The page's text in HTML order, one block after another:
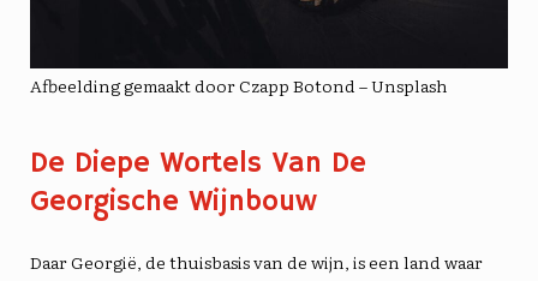
Afbeelding gemaakt door Czapp Botond – Unsplash
De Diepe Wortels Van De
Georgische Wijnbouw
DaarGeorgië , de thuisbasis van de wijn, is een land waar